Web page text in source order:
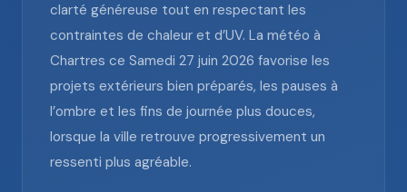
clarté généreuse tout en respectant les
contraintes de chaleur et d’UV. La météo à
Chartres ce Samedi 27 juin 2026 favorise les
projets extérieurs bien préparés, les pauses à
l’ombre et les fins de journée plus douces,
lorsque la ville retrouve progressivement un
ressenti plus agréable.